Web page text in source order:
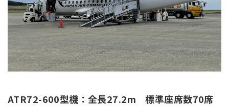
ATR72-600型機：全長27.2m 標準座席数70席